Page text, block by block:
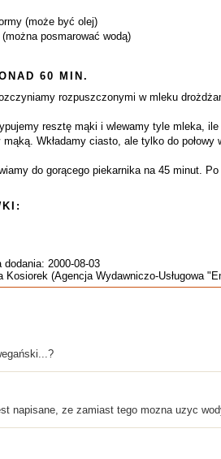
(może być olej)
posmarować wodą)
60 MIN.
rozpuszczonymi w mleku
resztę mąki i wlewamy tyle mleka,
Wkładamy ciasto, ale tylko do
do gorącego piekarnika na 45 minut.
2000-08-03
Kosiorek (Agencja Wydawniczo-Usługowa
napisane, ze zamiast tego mozna uzyc